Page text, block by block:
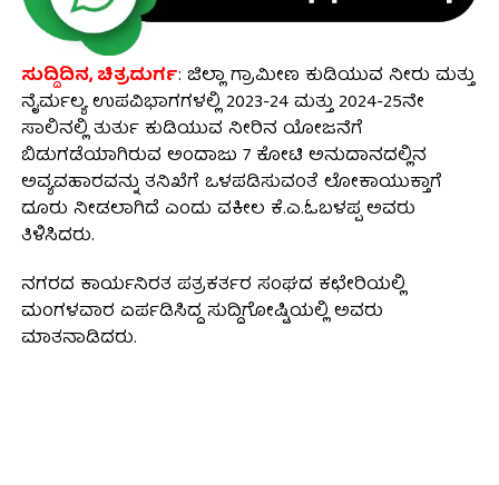
ಸುದ್ದಿದಿನ, ಚಿತ್ರದುರ್ಗ: ಜಿಲ್ಲಾ ಗ್ರಾಮೀಣ ಕುಡಿಯುವ ನೀರು ಮತ್ತು
ನೈರ್ಮಲ್ಯ ಉಪವಿಭಾಗಗಳಲ್ಲಿ 2023-24 ಮತ್ತು 2024-25ನೇ
ಸಾಲಿನಲ್ಲಿ ತುರ್ತು ಕುಡಿಯುವ ನೀರಿನ ಯೋಜನೆಗೆ
ಬಿಡುಗಡೆಯಾಗಿರುವ ಅಂದಾಜು 7 ಕೋಟಿ ಅನುದಾನದಲ್ಲಿನ
ಅವ್ಯವಹಾರವನ್ನು ತನಿಖೆಗೆ ಒಳಪಡಿಸುವಂತೆ ಲೋಕಾಯುಕ್ತಾಗೆ
ದೂರು ನೀಡಲಾಗಿದೆ ಎಂದು ವಕೀಲ ಕೆ.ಎ.ಓಬಳಪ್ಪ ಅವರು
ತಿಳಿಸಿದರು.
ನಗರದ ಕಾರ್ಯನಿರತ ಪತ್ರಕರ್ತರ ಸಂಘದ ಕಛೇರಿಯಲ್ಲಿ
ಮಂಗಳವಾರ ಏರ್ಪಡಿಸಿದ್ದ ಸುದ್ದಿಗೋಷ್ಟಿಯಲ್ಲಿ ಅವರು
ಮಾತನಾಡಿದರು.